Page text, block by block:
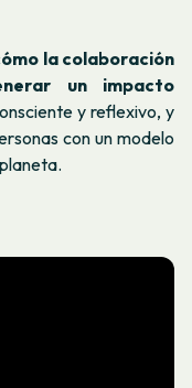
la colaboración
un impacto
y reflexivo, y
con un modelo